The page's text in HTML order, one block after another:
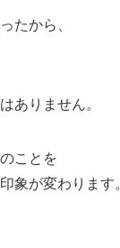
たから、
ありません。
ことを
象が変わります。